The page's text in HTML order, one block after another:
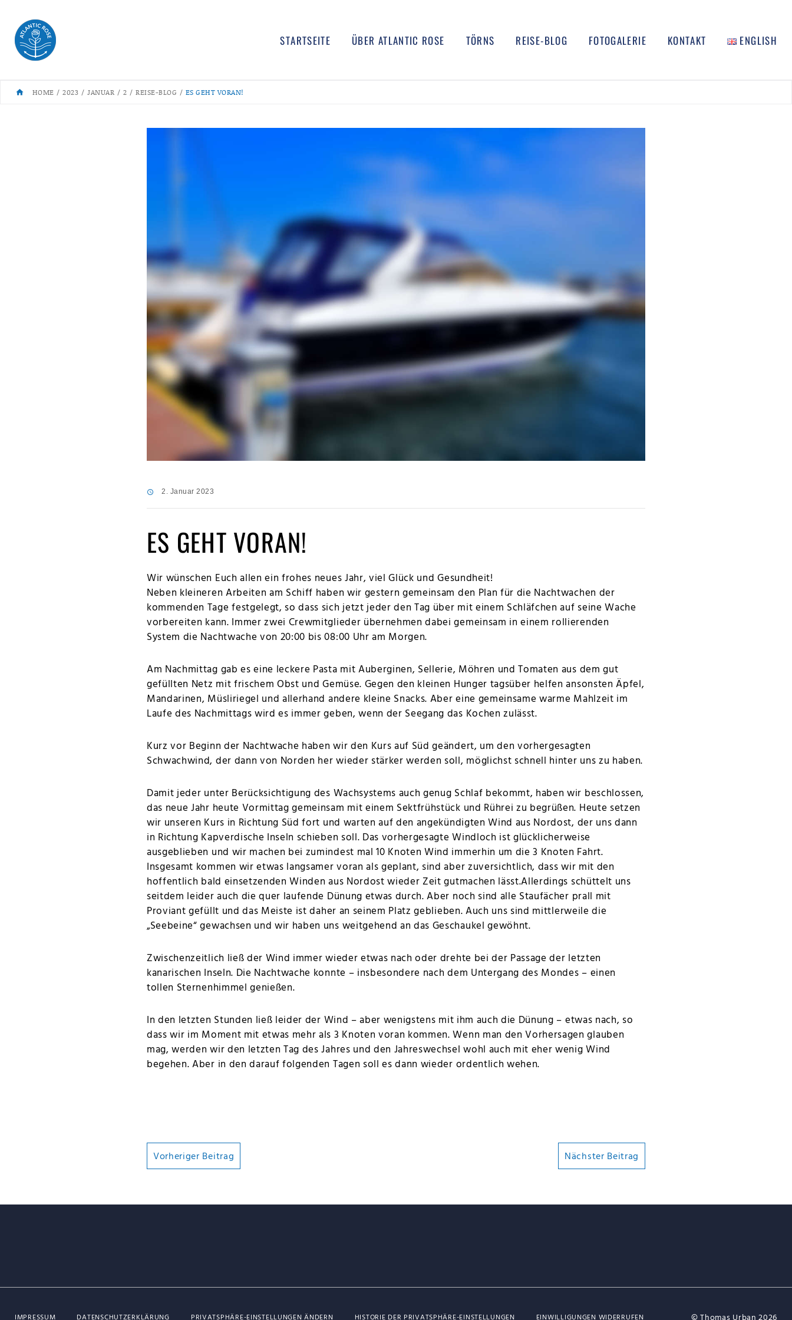
content
STARTSEITE ÜBER ATLANTIC ROSE TÖRNS REISE-BLOG FOTOGALERIE KONTAKT ENGLISH
HOME / 2023 / JANUAR / 2 / REISE-BLOG / ES GEHT VORAN!
2. Januar 2023
ES GEHT VORAN!
Wir wünschen Euch allen ein frohes neues Jahr, viel Glück und Gesundheit!
Neben kleineren Arbeiten am Schiff haben wir gestern gemeinsam den Plan für die Nachtwachen der
kommenden Tage festgelegt, so dass sich jetzt jeder den Tag über mit einem Schläfchen auf seine Wache
vorbereiten kann. Immer zwei Crewmitglieder übernehmen dabei gemeinsam in einem rollierenden
System die Nachtwache von 20:00 bis 08:00 Uhr am Morgen.
Am Nachmittag gab es eine leckere Pasta mit Auberginen, Sellerie, Möhren und Tomaten aus dem gut
gefüllten Netz mit frischem Obst und Gemüse. Gegen den kleinen Hunger tagsüber helfen ansonsten Äpfel,
Mandarinen, Müsliriegel und allerhand andere kleine Snacks. Aber eine gemeinsame warme Mahlzeit im
Laufe des Nachmittags wird es immer geben, wenn der Seegang das Kochen zulässt.
Kurz vor Beginn der Nachtwache haben wir den Kurs auf Süd geändert, um den vorhergesagten
Schwachwind, der dann von Norden her wieder stärker werden soll, möglichst schnell hinter uns zu haben.
Damit jeder unter Berücksichtigung des Wachsystems auch genug Schlaf bekommt, haben wir beschlossen,
das neue Jahr heute Vormittag gemeinsam mit einem Sektfrühstück und Rührei zu begrüßen. Heute setzen
wir unseren Kurs in Richtung Süd fort und warten auf den angekündigten Wind aus Nordost, der uns dann
in Richtung Kapverdische Inseln schieben soll. Das vorhergesagte Windloch ist glücklicherweise
ausgeblieben und wir machen bei zumindest mal 10 Knoten Wind immerhin um die 3 Knoten Fahrt.
Insgesamt kommen wir etwas langsamer voran als geplant, sind aber zuversichtlich, dass wir mit den
hoffentlich bald einsetzenden Winden aus Nordost wieder Zeit gutmachen lässt.Allerdings schüttelt uns
seitdem leider auch die quer laufende Dünung etwas durch. Aber noch sind alle Staufächer prall mit
Proviant gefüllt und das Meiste ist daher an seinem Platz geblieben. Auch uns sind mittlerweile die
„Seebeine“ gewachsen und wir haben uns weitgehend an das Geschaukel gewöhnt.
Zwischenzeitlich ließ der Wind immer wieder etwas nach oder drehte bei der Passage der letzten
kanarischen Inseln. Die Nachtwache konnte – insbesondere nach dem Untergang des Mondes – einen
tollen Sternenhimmel genießen.
In den letzten Stunden ließ leider der Wind – aber wenigstens mit ihm auch die Dünung – etwas nach, so
dass wir im Moment mit etwas mehr als 3 Knoten voran kommen. Wenn man den Vorhersagen glauben
mag, werden wir den letzten Tag des Jahres und den Jahreswechsel wohl auch mit eher wenig Wind
begehen. Aber in den darauf folgenden Tagen soll es dann wieder ordentlich wehen.
Beitragsnavigation
Vorheriger Beitrag Nächster Beitrag
IMPRESSUM DATENSCHUTZERKLÄRUNG PRIVATSPHÄRE-EINSTELLUNGEN ÄNDERN HISTORIE DER PRIVATSPHÄRE-EINSTELLUNGEN EINWILLIGUNGEN WIDERRUFEN